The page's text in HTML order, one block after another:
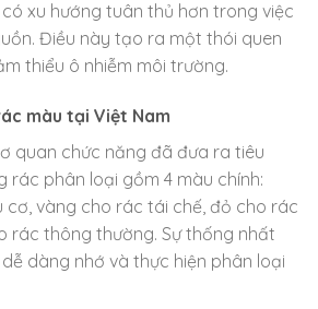
xu hướng tuân thủ hơn trong việc
Điều này tạo ra một thói quen
thiểu ô nhiễm môi trường.
màu tại Việt Nam
quan chức năng đã đưa ra tiêu
rác phân loại gồm 4 màu chính:
cơ, vàng cho rác tái chế, đỏ cho rác
rác thông thường. Sự thống nhất
dàng nhớ và thực hiện phân loại